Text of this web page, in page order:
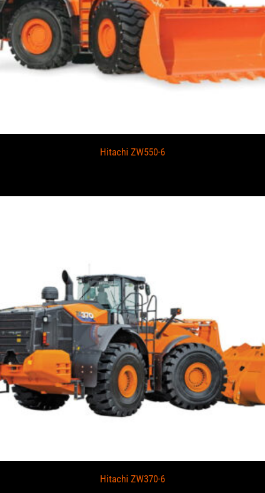
Hitachi ZW550-6
Hitachi ZW370-6